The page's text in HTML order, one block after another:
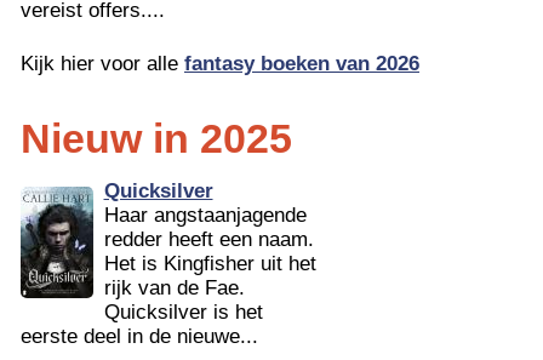
vereist offers....
Kijk hier voor alle fantasy boeken van 2026
Nieuw in 2025
Quicksilver
Haar angstaanjagende
redder heeft een naam.
Het is Kingfisher uit het
rijk van de Fae.
Quicksilver is het
eerste deel in de nieuwe...